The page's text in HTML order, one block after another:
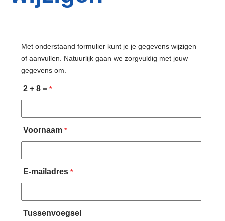
Met onderstaand formulier kunt je je gegevens wijzigen
of aanvullen. Natuurlijk gaan we zorgvuldig met jouw
gegevens om.
2 + 8 = *
Voornaam *
E-mailadres *
Tussenvoegsel